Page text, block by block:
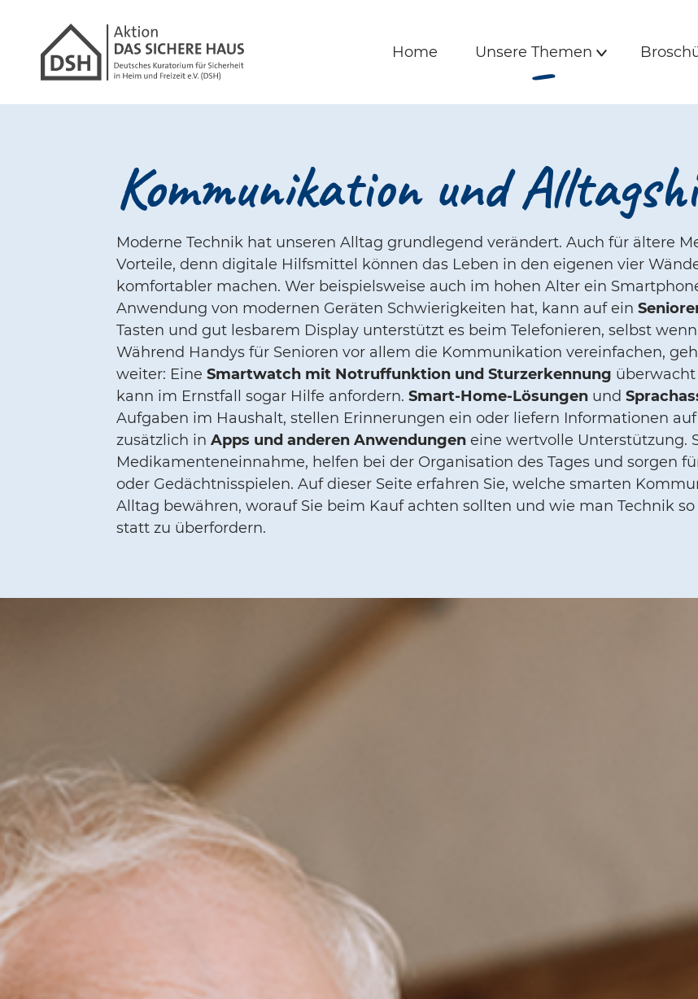
Gathmann Michaelis und
Hauptmenü
Home
Home Unsere Themen
Unsere Themen(Aktiv)
Untermenü
Kommunikation und
Moderne Technik hat unseren Alltag grundlegend verändert. Auch für ältere
Vorteile, denn digitale Hilfsmittel können das Leben in den eigenen vier
komfortabler machen. Wer beispielsweise auch im hohen Alter ein
Anwendung von modernen Geräten Schwierigkeiten hat, kann auf ein
Tasten und gut lesbarem Display unterstützt es beim Telefonieren, selbst
Während Handys für Senioren vor allem die Kommunikation vereinfachen,
weiter: EineSmartwatch mit Notruffunktion und Sturzerkennung
kann im Ernstfall sogar Hilfe anfordern.Smart-Home-Lösungen und
Aufgaben im Haushalt, stellen Erinnerungen ein oder liefern Informationen
zusätzlich inApps und anderen Anwendungen eine wertvolle Unterstützung.
Medikamenteneinnahme, helfen bei der Organisation des Tages und sorgen
oder Gedächtnisspielen. Auf dieser Seite erfahren Sie, welche smarten
Alltag bewähren, worauf Sie beim Kauf achten sollten und wie man Technik
statt zu überfordern.